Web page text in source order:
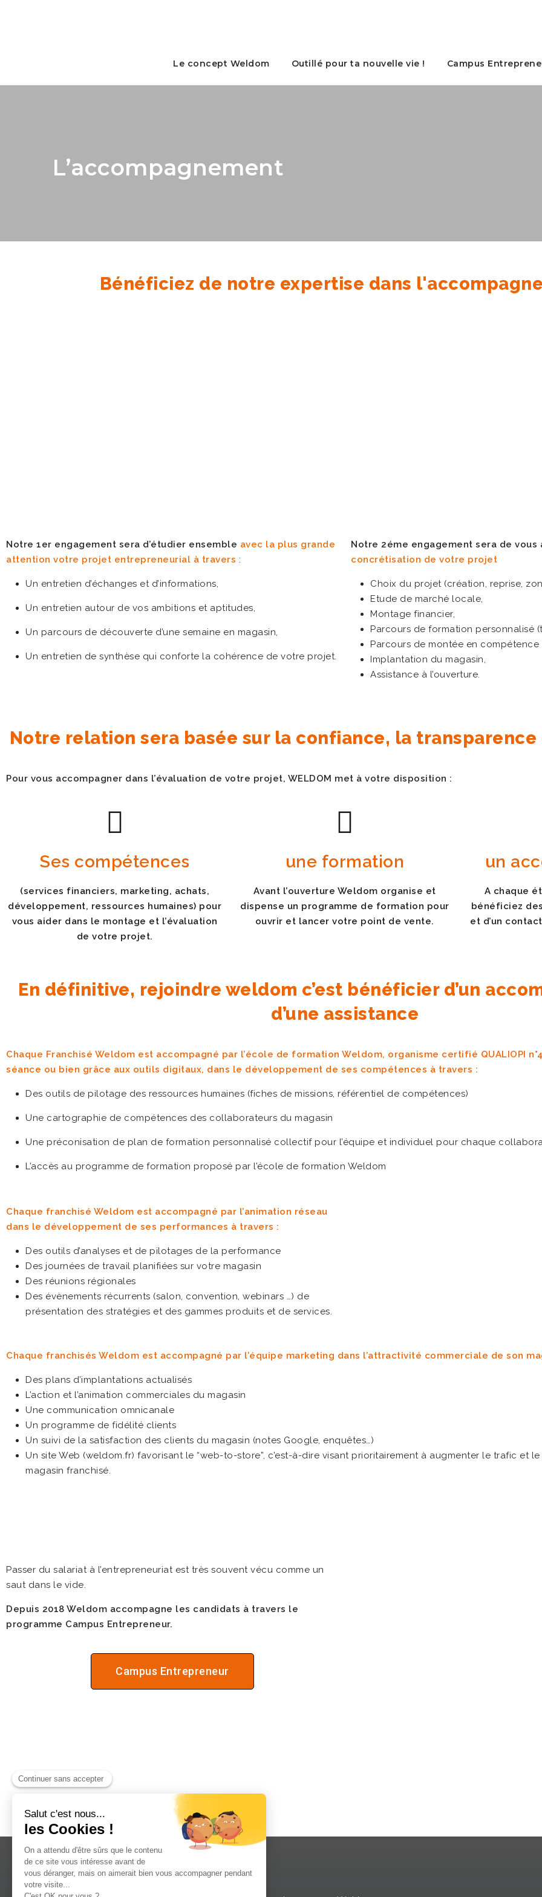
Le concept Weldom Outillé pour ta nouvelle vie ! Campus
L’accompagnement
Bénéficiez de notre expertise dans
Notre 1er engagement sera d’étudier ensemble avec la plus grande
attention votre projet entrepreneurial à travers :
Un entretien d’échanges et d’informations,
Un entretien autour de vos ambitions et aptitudes,
Un parcours de découverte d’une semaine en magasin,
Un entretien de synthèse qui conforte la cohérence de votre projet.
Notre 2éme engagement sera de vous
concrétisation de votre projet
Choix du projet (création, reprise,
Etude de marché locale,
Montage financier,
Parcours de formation personnalisé
Parcours de montée en compétence
Implantation du magasin,
Assistance à l’ouverture.
Notre relation sera basée sur la confiance, la
Pour vous accompagner dans l’évaluation de votre projet, WELDOM met à votre disposition :
Ses compétences
(services financiers, marketing, achats,
développement, ressources humaines) pour
vous aider dans le montage et l’évaluation
de votre projet.
une formation
Avant l’ouverture Weldom organise et
dispense un programme de formation pour
ouvrir et lancer votre point de vente.
un
A chaque
bénéficiez
et d’un
En définitive, rejoindre weldom c’est bénéficier d’un
d’une assistance
Chaque Franchisé Weldom est accompagné par l’école de formation Weldom, organisme certifié QUALIOPI
séance ou bien grâce aux outils digitaux, dans le développement de ses compétences à travers :
Des outils de pilotage des ressources humaines (fiches de missions, référentiel de compétences)
Une cartographie de compétences des collaborateurs du magasin
Une préconisation de plan de formation personnalisé collectif pour l’équipe et individuel pour chaque
L’accès au programme de formation proposé par l’école de formation Weldom
Chaque franchisé Weldom est accompagné par l’animation réseau
dans le développement de ses performances à travers :
Des outils d’analyses et de pilotages de la performance
Des journées de travail planifiées sur votre magasin
Des réunions régionales
Des évènements récurrents (salon, convention, webinars …) de
présentation des stratégies et des gammes produits et de services.
Chaque franchisés Weldom est accompagné par l’équipe marketing dans l’attractivité commerciale de son
Des plans d’implantations actualisés
L’action et l’animation commerciales du magasin
Une communication omnicanale
Un programme de fidélité clients
Un suivi de la satisfaction des clients du magasin (notes Google, enquêtes…)
Un site Web (weldom.fr) favorisant le “web-to-store”, c’est-à-dire visant prioritairement à augmenter le trafic et
magasin franchisé.
Passer du salariat à l’entrepreneuriat est très souvent vécu comme un
saut dans le vide.
Depuis 2018 Weldom accompagne les candidats à travers le
programme Campus Entrepreneur.
Campus Entrepreneur